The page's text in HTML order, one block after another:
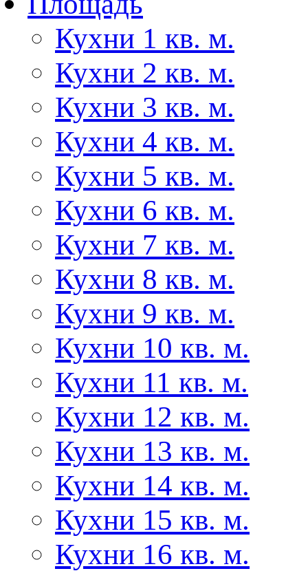
Кухни 1 кв. м.
Кухни 2 кв. м.
Кухни 3 кв. м.
Кухни 4 кв. м.
Кухни 5 кв. м.
Кухни 6 кв. м.
Кухни 7 кв. м.
Кухни 8 кв. м.
Кухни 9 кв. м.
Кухни 10 кв. м.
Кухни 11 кв. м.
Кухни 12 кв. м.
Кухни 13 кв. м.
Кухни 14 кв. м.
Кухни 15 кв. м.
Кухни 16 кв. м.